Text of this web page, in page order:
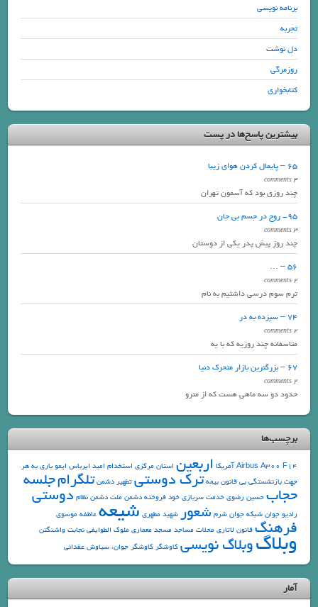
برنامه نویسی
تجربه
دل نوشت
روزمرگی
کتابخواری
بیشترین پاسخ‌ها در پست
65 – پایمال کردن هوای زیبا
4 comments
چند روزی بود که آسمون تهران
95- روح در جسم بی جان
3 comments
چند روز پیش پدر یکی از دوستان
56 – …
2 comments
ترم سوم درسی داشتیم به نام
74 – سیزده به در
2 comments
متاسفانه چند روزیه که با یه
67 – بزرگترین بازار متحرک دنیا
2 comments
حدود دو سه ماهی هست که از مترو
برچسب‌ها
Airbus A300 F14 آمریکا اربعین استان مرکزی استخدام امید ایرباس ایمو باری به هر
جهت بازنشستگی بی قانون بیمه ترک دوستی تطهیر دشمن تلگرامجلسه
حجاب حسین رضوی خدمت سربازی خود فروخته دشمن ملت دشمن نظام دوستی
رادیو جوان شبکه جوان شرم شعور شهید مطهری شیعه عاطفه موسوی
فرهنگ قانون لاتاری محلات مساجد مسجد معماری ملوک الطوایفی نجابت واشنگتن وبلاگوبلاگ نویسی کاوشگر کاوشگر جوان، سیاوش عقدائی
آمار